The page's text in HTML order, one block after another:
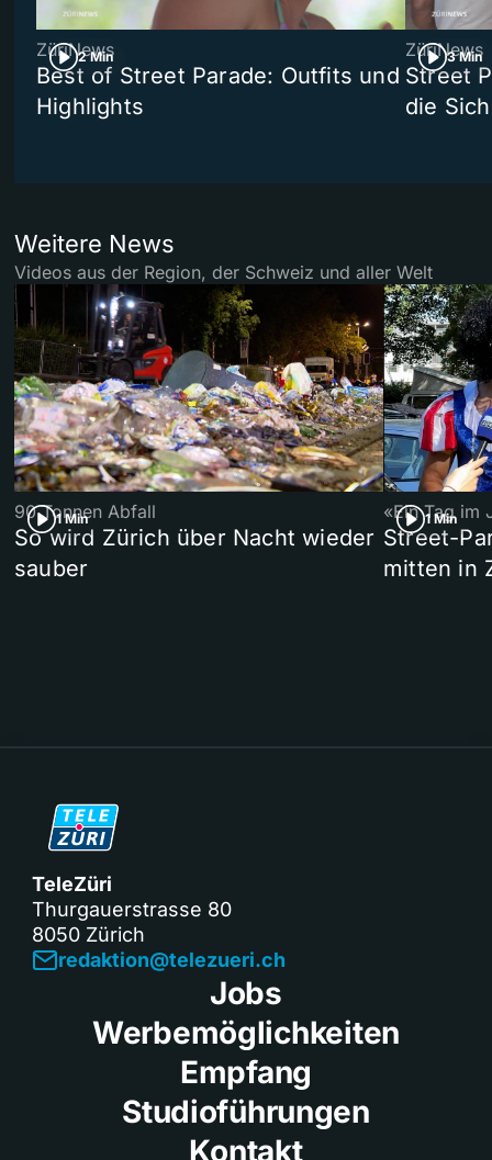
2 Min
ZüriNews
Best of Street Parade: Outfits und
Highlights
3 Min
ZüriNews
Street
die
Weitere News
Videos aus der Region, der Schweiz und aller Welt
1 Min
90 Tonnen Abfall
So wird Zürich über Nacht wieder
sauber
1 Min
«Ein Tag im
Street-
mitten in
TeleZüri
Thurgauerstrasse 80
8050 Zürich
redaktion@telezueri.ch
Jobs
Werbemöglichkeiten
Empfang
Studioführungen
Kontakt